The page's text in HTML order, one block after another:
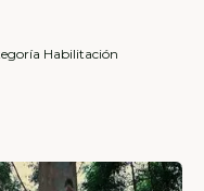
Habilitación